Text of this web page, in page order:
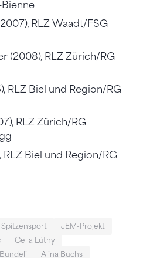
RLZ Waadt/FSG
(2008), RLZ Zürich/RG
RLZ Biel und Region/RG
RLZ Zürich/RG
RLZ Biel und Region/RG
Spitzensport
JEM-Projekt
Celia Lüthy
Alina Buchs